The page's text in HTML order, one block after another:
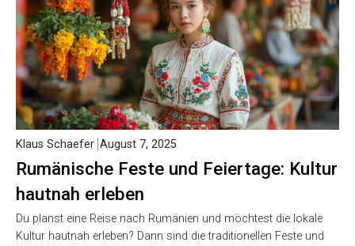
Rumänische Feste und Feiertage: Kultur
hautnah erleben
Klaus Schaefer August 7, 2025
Du planst eine Reise nach Rumänien und möchtest die lokale
Kultur hautnah erleben? Dann sind die traditionellen Feste und